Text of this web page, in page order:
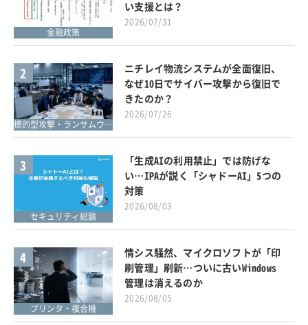
金融政策
い支援とは？
2026/07/31
2
標的型攻撃・ランサムウェア対策
ニチレイ物流システムが全面復旧、
なぜ10日でサイバー攻撃から復旧で
きたのか？
2026/07/26
3
セキュリティ総論
「生成AIの利用禁止」では防げな
い…IPAが説く「シャドーAI」5つの
対策
2026/08/03
4
プリンタ・複合機
情シス騒然、マイクロソフトが「印
刷管理」刷新…ついに古いWindows
管理は消えるのか
2026/08/05